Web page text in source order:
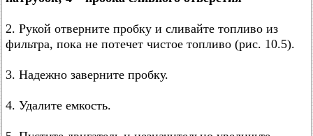
2. Рукой отверните пробку и сливайте топливо из
фильтра, пока не потечет чистое топливо (рис. 10.5).
3. Надежно заверните пробку.
4. Удалите емкость.